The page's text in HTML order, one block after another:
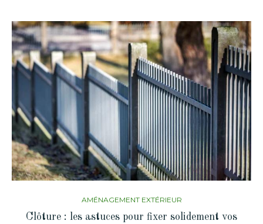
AMÉNAGEMENT EXTÉRIEUR
Clôture : les astuces pour fixer solidement vos